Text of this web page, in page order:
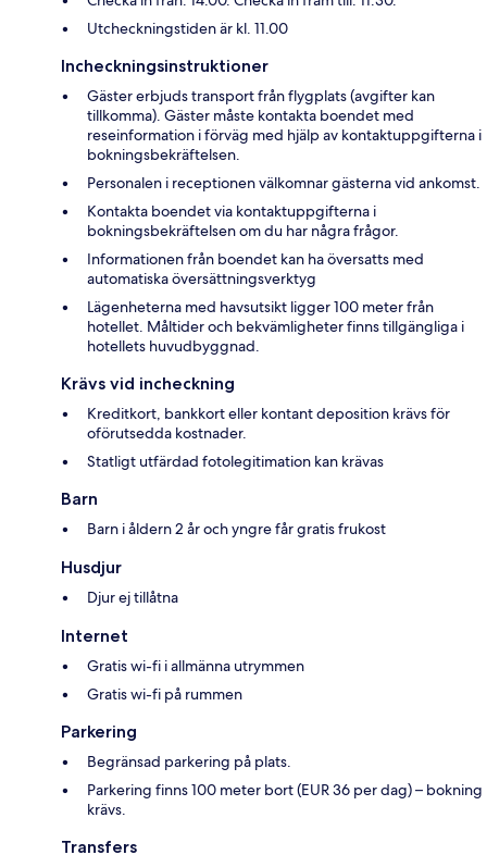
Utcheckningstiden är kl. 11.00
Incheckningsinstruktioner
Gäster erbjuds transport från flygplats (avgifter kan
tillkomma). Gäster måste kontakta boendet med
reseinformation i förväg med hjälp av kontaktuppgifterna i
bokningsbekräftelsen.
Personalen i receptionen välkomnar gästerna vid ankomst.
Kontakta boendet via kontaktuppgifterna i
bokningsbekräftelsen om du har några frågor.
Informationen från boendet kan ha översatts med
automatiska översättningsverktyg
Lägenheterna med havsutsikt ligger 100 meter från
hotellet. Måltider och bekvämligheter finns tillgängliga i
hotellets huvudbyggnad.
Krävs vid incheckning
Kreditkort, bankkort eller kontant deposition krävs för
oförutsedda kostnader.
Statligt utfärdad fotolegitimation kan krävas
Barn
Barn i åldern 2 år och yngre får gratis frukost
Husdjur
Djur ej tillåtna
Internet
Gratis wi-fi i allmänna utrymmen
Gratis wi-fi på rummen
Parkering
Begränsad parkering på plats.
Parkering finns 100 meter bort (EUR 36 per dag) – bokning
krävs.
Transfers